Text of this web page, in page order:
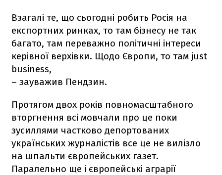
Взагалі те, що сьогодні робить Росія на
експортних ринках, то там бізнесу не так
багато, там переважно політичні інтереси
керівної верхівки. Щодо Європи, то там just
business,
– зауважив Пендзин.
Протягом двох років повномасштабного
вторгнення всі мовчали про це поки
зусиллями частково депортованих
українських журналістів все це не вилізло
на шпальти європейських газет.
Паралельно ще і європейські аграрії